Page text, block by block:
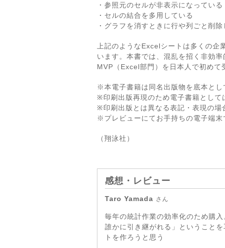
・参照元のセルが非表示になっている
・セルの結合を多用している
・グラフを消すときに行や列ごと削除
上記のようなExcelシートは多くの
います。本書では、混乱を招く非効
MVP（Excel部門）を日本人で初めて
※本電子書籍は同名出版物を底本とし
※印刷出版再現のため電子書籍として
※印刷出版とは異なる表記・表現の場
※プレビューにてお手持ちの電子端末
（翔泳社）
感想・レビュー
Taro Yamada さん
毎年の統計作業の効率化のため購
誰かに引き継がれる」ということ
トを作ろうと思う